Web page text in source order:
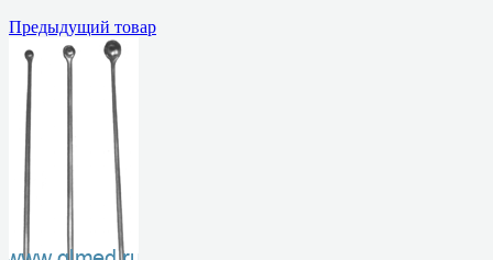
Предыдущий товар